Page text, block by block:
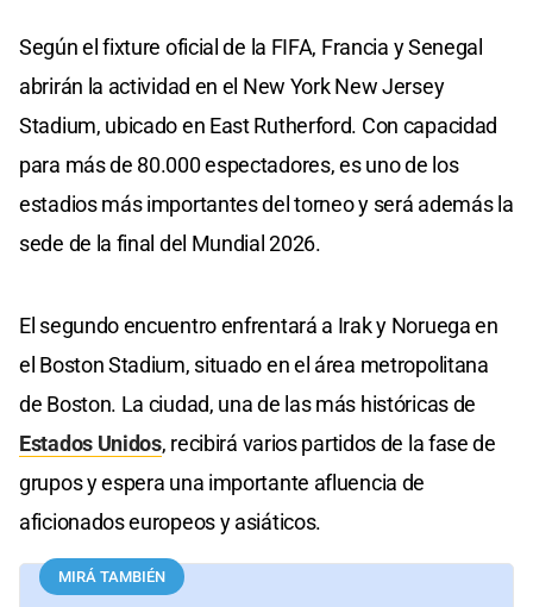
Según el fixture oficial de la FIFA, Francia y Senegal
abrirán la actividad en el New York New Jersey
Stadium, ubicado en East Rutherford. Con capacidad
para más de 80.000 espectadores, es uno de los
estadios más importantes del torneo y será además la
sede de la final del Mundial 2026.
El segundo encuentro enfrentará a Irak y Noruega en
el Boston Stadium, situado en el área metropolitana
de Boston. La ciudad, una de las más históricas de
Estados Unidos, recibirá varios partidos de la fase de
grupos y espera una importante afluencia de
aficionados europeos y asiáticos.
MIRÁ TAMBIÉN